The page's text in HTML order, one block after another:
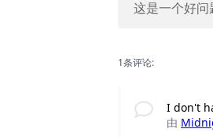
这是一个好问
1条评论:
I don't
由